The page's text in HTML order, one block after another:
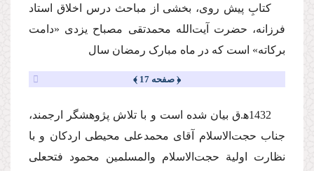
كتابِ پیش روی، بخشی از مباحث درس اخلاق استاد
فرزانه، حضرت آیت‌الله محمدتقی مصباح یزدی «دامت
بركاته» است که در ماه مبارک رمضان سال
﴿ صفحه 17 ﴾
1432ه‍.ق بیان شده است و با تلاش پژوهشگر ارجمند،
جناب حجت‌الاسلام آقای محمدعلی محیطی اردکان و با
نظارت اولیة حجت‌الاسلام والمسلمین محمود فتحعلی